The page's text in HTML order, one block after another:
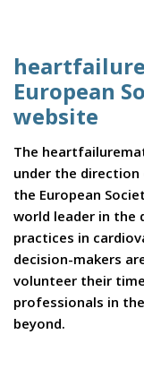
European
website
The
under the
the European
world leader in the
practices in
decision-makers
volunteer their
professionals in
beyond.